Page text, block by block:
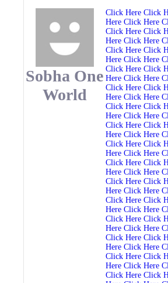
Sobha One
World
Click Here Click
Here Click Here
Click Here Click
Here Click Here
Click Here Click
Here Click Here
Click Here Click
Here Click Here
Click Here Click
Here Click Here
Click Here Click
Here Click Here
Click Here Click
Here Click Here
Click Here Click
Here Click Here
Click Here Click
Here Click Here
Click Here Click
Here Click Here
Click Here Click
Here Click Here
Click Here Click
Here Click Here
Click Here Click
Here Click Here
Click Here Click
Here Click Here
Click Here Click